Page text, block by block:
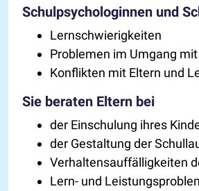
Schulpsychologinnen und
Lernschwierigkeiten
Problemen im Umgang
Konflikten mit Eltern und
Sie beraten Eltern bei
der Einschulung ihres
der Gestaltung der
Verhaltensauffälligkeiten
Lern- und